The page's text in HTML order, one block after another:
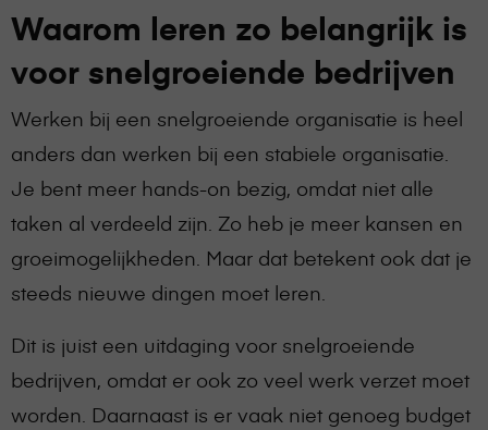
Waarom leren zo belangrijk is
voor snelgroeiende bedrijven
Werken bij een snelgroeiende organisatie is heel
anders dan werken bij een stabiele organisatie.
Je bent meer hands-on bezig, omdat niet alle
taken al verdeeld zijn. Zo heb je meer kansen en
groeimogelijkheden. Maar dat betekent ook dat je
steeds nieuwe dingen moet leren.
Dit is juist een uitdaging voor snelgroeiende
bedrijven, omdat er ook zo veel werk verzet moet
worden. Daarnaast is er vaak niet genoeg budget